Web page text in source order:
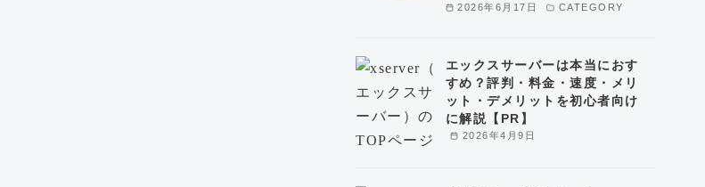
2026年6月17日 CATEGORY
2026年4月9日
エックスサーバーは本当におす
すめ？評判・料金・速度・メリ
ット・デメリットを初心者向け
に解説【PR】